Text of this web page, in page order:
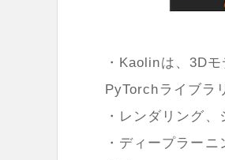
・Kaolinは、3D
PyTorchライブラ
・レンダリング
・ディープラー